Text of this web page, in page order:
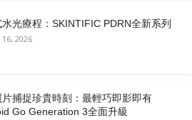
水光療程：SKINTIFIC PDRN全新系列
16, 2026
捕捉珍貴時刻：最輕巧即影即有
Go Generation 3全面升級